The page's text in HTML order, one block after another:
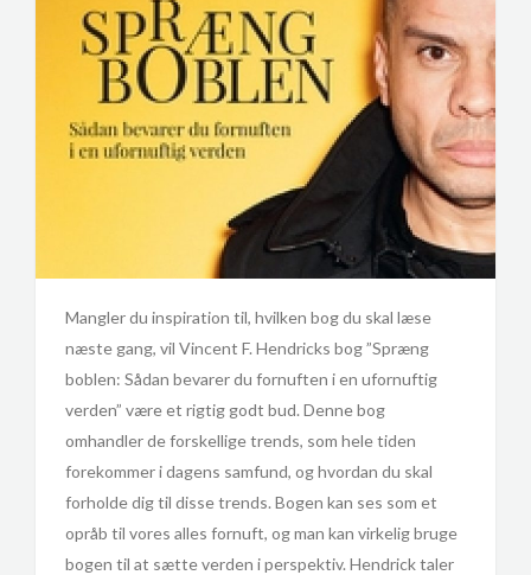
Mangler du inspiration til, hvilken bog du skal læse
næste gang, vil Vincent F. Hendricks bog ”Spræng
boblen: Sådan bevarer du fornuften i en ufornuftig
verden” være et rigtig godt bud. Denne bog
omhandler de forskellige trends, som hele tiden
forekommer i dagens samfund, og hvordan du skal
forholde dig til disse trends. Bogen kan ses som et
opråb til vores alles fornuft, og man kan virkelig bruge
bogen til at sætte verden i perspektiv. Hendrick taler